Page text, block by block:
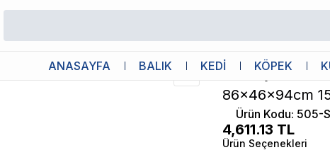
ANASAYFA BALIK KEDİ KÖPEK
Tommy
Tommy SP03
86x46x94cm
Ürün Kodu: 505-
4,611.13 TL
Ürün Seçenekleri